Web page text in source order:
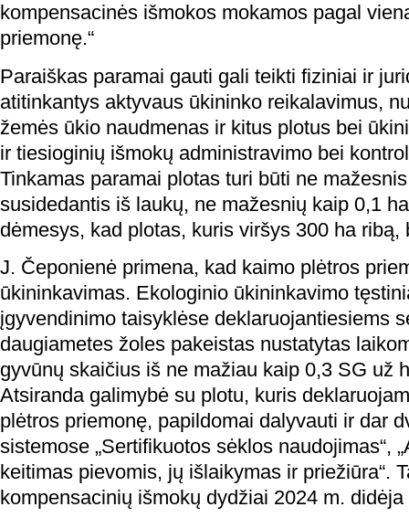
kompensacinės išmokos mokamos pagal
priemonę.“
Paraiškas paramai gauti gali teikti fiziniai ir
atitinkantys aktyvaus ūkininko reikalavimus,
žemės ūkio naudmenas ir kitus plotus bei
ir tiesioginių išmokų administravimo bei
Tinkamas paramai plotas turi būti ne
susidedantis iš laukų, ne mažesnių kaip 0,1
dėmesys, kad plotas, kuris viršys 300 ha ribą,
J. Čeponienė primena, kad kaimo plėtros
ūkininkavimas. Ekologinio ūkininkavimo
įgyvendinimo taisyklėse deklaruojantiesiems
daugiametes žoles pakeistas nustatytas
gyvūnų skaičius iš ne mažiau kaip 0,3 SG už
Atsiranda galimybė su plotu, kuris
plėtros priemonę, papildomai dalyvauti ir dar
sistemose „Sertifikuotos sėklos naudojimas“,
keitimas pievomis, jų išlaikymas ir priežiūra“.
kompensacinių išmokų dydžiai 2024 m.